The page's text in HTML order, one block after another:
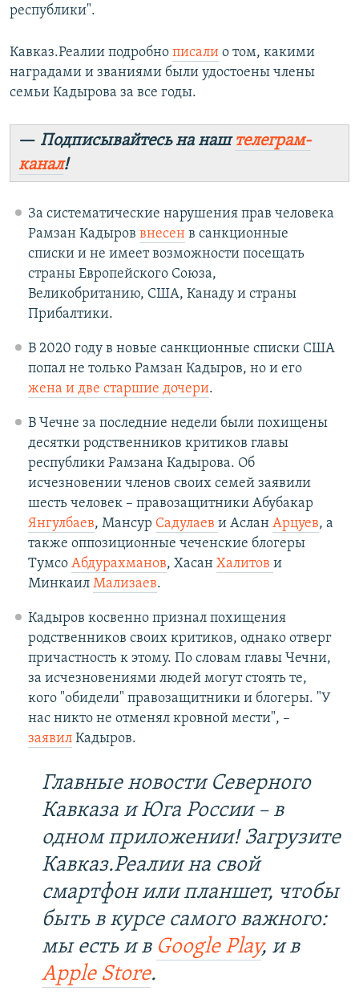
республики".
Кавказ.Реалии подробно писали о том, какими
наградами и званиями были удостоены члены
семьи Кадырова за все годы.
— Подписывайтесь на наштелеграм-
канал!
За систематические нарушения прав человека
Рамзан Кадыров внесенв санкционные
списки и не имеет возможности посещать
страны Европейского Союза,
Великобританию, США, Канаду и страны
Прибалтики.
В 2020 году в новые санкционные списки США
попал не только Рамзан Кадыров, но и его
жена и две старшие дочери.
В Чечне за последние недели были похищены
десятки родственников критиков главы
республики Рамзана Кадырова. Об
исчезновении членов своих семей заявили
шесть человек – правозащитники Абубакар
Янгулбаев, Мансур Садулаев и Аслан Арцуев, а
также оппозиционные чеченские блогеры
Тумсо Абдурахманов, Хасан Халитов и
Минкаил Мализаев.
Кадыров косвенно признал похищения
родственников своих критиков, однако отверг
причастность к этому. По словам главы Чечни,
за исчезновениями людей могут стоять те,
кого "обидели" правозащитники и блогеры. "У
нас никто не отменял кровной мести", –
заявилКадыров.
Главные новости Северного
Кавказа и Юга России – в
одном приложении! Загрузите
Кавказ.Реалии на свой
смартфон или планшет, чтобы
быть в курсе самого важного:
мы есть и в Google Play, и в
Apple Store.